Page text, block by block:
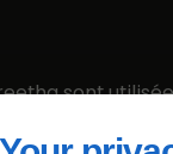
sont
riches en